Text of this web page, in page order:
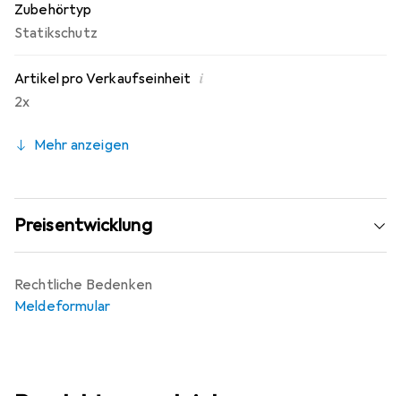
Zubehörtyp
Statikschutz
Artikel pro Verkaufseinheit i
2x
Mehr anzeigen
Preisentwicklung
Rechtliche Bedenken
Meldeformular